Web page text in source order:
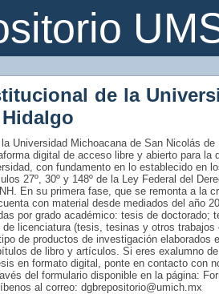
de la
Universidad Michoacana de San Nicolás
digital de acceso libre y abierto para la
con fundamento en lo establecido en
27º, 30º y 148º de la Ley Federal del
En su primera fase, que se remonta a la
con material desde mediados del año
por grado académico: tesis de doctorado;
licenciatura (tesis, tesinas y otros
de productos de investigación elaborados
de libro y artículos. Si eres exalumno
en formato digital, ponte en contacto con
del formulario disponible en la página:
al correo: dgbrepositorio@umich.mx